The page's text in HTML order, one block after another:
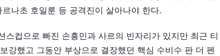
나초 호일룬 등 공격진이 살아나야 한다.
스컵으로 빠진 손흥민과 사르의 빈자리가 있지만 최근 티
강했고 그동안 부상으로 결장했던 핵심 수비수 판 더 펜